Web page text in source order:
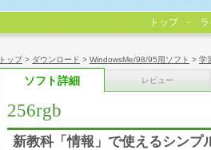
トップ> ダウンロード > WindowsMe/98/95用ソフト > 学
ソフト詳細 レビュー
256rgb
新教科「情報」で使えるシンプ
トップ